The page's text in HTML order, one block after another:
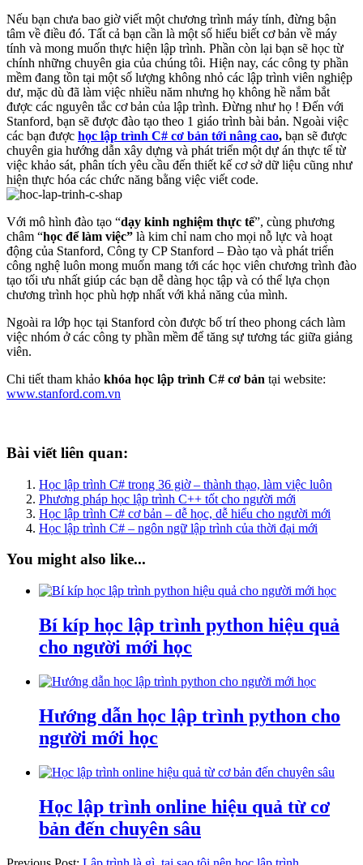
Nếu bạn chưa bao giờ viết một chương trình máy tính, đừng bận
tâm về điều đó. Tất cả bạn cần là một số hiểu biết cơ bản về máy
tính và mong muốn thực hiện lập trình. Phần còn lại bạn sẽ học từ
chính những chuyên gia của chúng tôi. Hiện nay, các công ty phần
mềm đang tồn tại một số lượng không nhỏ các lập trình viên nghiệp
dư, mặc dù đã làm việc nhiều năm nhưng họ không hề nắm bắt
được các nguyên tắc cơ bản của lập trình. Đừng như họ ! Đến với
Stanford, bạn sẽ được đào tạo theo 1 giáo trình bài bản. Ngoài việc
các bạn được học lập trình C# cơ bản tới nâng cao, bạn sẽ được
chuyên gia hướng dẫn xây dựng và phát triển một dự án thực tế từ
việc khảo sát, phân tích yêu cầu đến thiết kế cơ sở dữ liệu cũng như
hiện thực hóa các chức năng bằng việc viết code.
Với mô hình đào tạo “dạy kinh nghiệm thực tế”, cùng phương
châm “học để làm việc” là kim chỉ nam cho mọi nỗ lực và hoạt
động của Stanford, Công ty CP Stanford – Đào tạo và phát triển
công nghệ luôn mong muốn mang tới các học viên chương trình đào
tạo tối ưu nhất giúp các bạn dễ dàng học tập và có thể lựa chọn
chương trình học phù hợp nhất với khả năng của mình.
Ngoài ra lớp học tại Stanford còn được bố trí theo phong cách làm
việc nhóm ở các công ty phần mềm để tăng sự tương tác giữa giảng
viên.
Chi tiết tham khảo khóa học lập trình C# cơ bản tại website:
www.stanford.com.vn
Bài viết liên quan:
Học lập trình C# trong 36 giờ – thành thạo, làm việc luôn
Phương pháp học lập trình C++ tốt cho người mới
Học lập trình C# cơ bản – dễ học, dễ hiểu cho người mới
Học lập trình C# – ngôn ngữ lập trình của thời đại mới
You might also like...
Bí kíp học lập trình python hiệu quả
cho người mới học
Hướng dẫn học lập trình python cho
người mới học
Học lập trình online hiệu quả từ cơ
bản đến chuyên sâu